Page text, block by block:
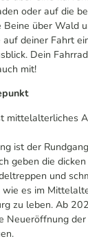
oder auf die
Beine über Wald
deiner Fahrt
Dein
mit!
mittelalterliches
ist der
geben die
und
wie es im
zu leben. Ab
Neueröffnung